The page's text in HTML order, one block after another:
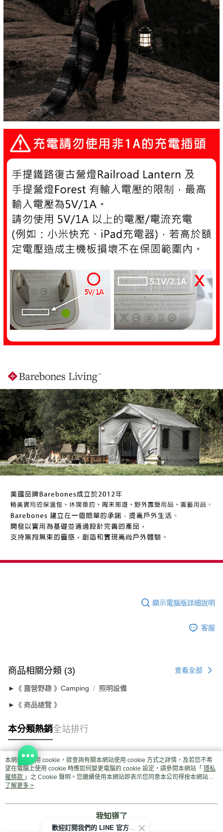
顯示電腦版詳細說明
客服
商品相關分類 (3) 查看全部
►《 露營野趣 》Camping 照明設備
►《 商品總覽 》
本分類熱銷全站排行
熱門標籤
本網站中使用 cookie，欲查詢有關本網站使用 cookie 方式之詳情，及若您不希
望在電腦上使用 cookie 時應如何變更電腦的 cookie 設定，請參閱本網站「 隱私
權條款 」之 Cookie 聲明。您繼續使用本網站即表示您同意本公司得按本網站使
用條款之 Cookie 聲明使用 cookie。
了解更多 >
我知道了
歡迎訂閱我們的 LINE 官方帳號